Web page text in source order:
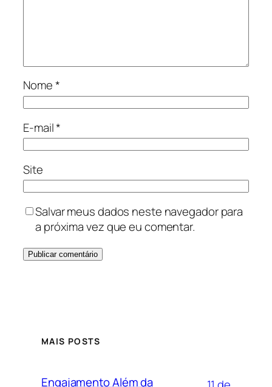
Nome*
E-mail*
Site
Salvar meus dados neste navegador para
a próxima vez que eu comentar.
MAIS POSTS
Engajamento Além da